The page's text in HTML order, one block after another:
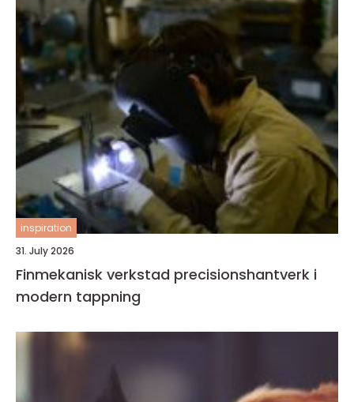
inspiration
31. July 2026
Finmekanisk verkstad precisionshantverk i
modern tappning